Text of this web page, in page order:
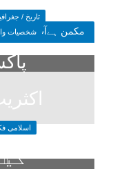
مکمن ہےآپ پسند
تاریخ /
شخصیات
اسلامی